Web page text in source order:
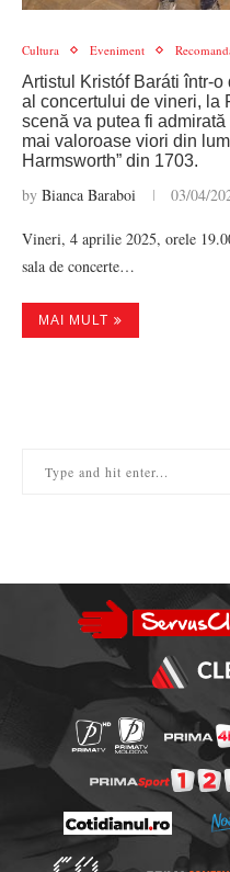
Cultura Eveniment
Artistul Kristóf Baráti într-
al concertului de vineri, la
scenă va putea fi
mai valoroase viori din
Harmsworth” din 1703.
by Bianca Baraboi 03/04/
Vineri, 4 aprilie 2025, orele
sala de concerte…
MAI MULT